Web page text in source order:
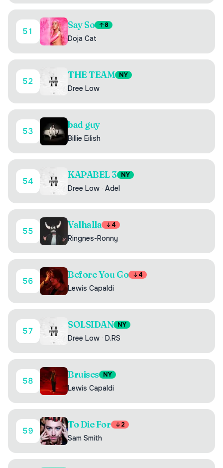
51
Say So 8
Doja Cat
52
THE TEAM NY
Dree Low
53
bad guy
Billie Eilish
54
KAPABEL 3 NY
Dree Low · Adel
55
Valhalla 4
Ringnes-Ronny
56
Before You Go 4
Lewis Capaldi
57
SOLSIDAN NY
Dree Low · D.RS
58
Bruises NY
Lewis Capaldi
59
To Die For 2
Sam Smith